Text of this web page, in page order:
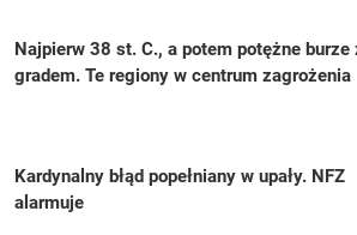
Najpierw 38 st. C., a potem potężne burze
gradem. Te regiony w centrum zagrożenia
Kardynalny błąd popełniany w upały. NFZ
alarmuje